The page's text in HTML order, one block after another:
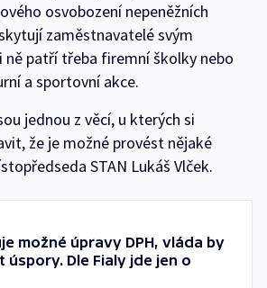
osvobození nepeněžních
zaměstnavatelé svým
ně patří třeba firemní školky nebo
a sportovní akce.
jednou z věcí, u kterých si
že je možné provést nějaké
STAN Lukáš Vlček.
možné úpravy DPH, vláda by
úspory. Dle Fialy jde jen o